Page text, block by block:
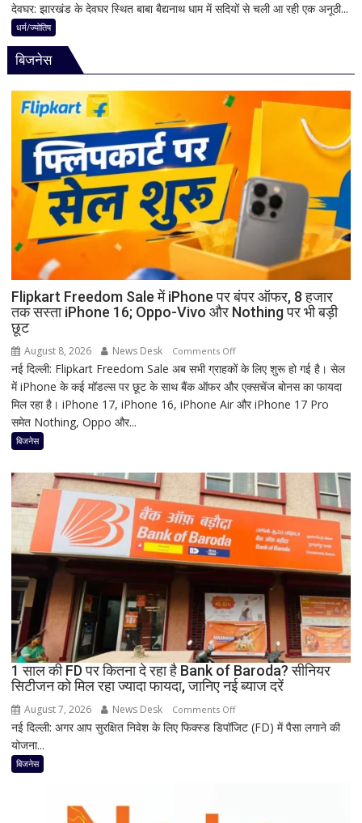
शिव
की
देवघर
बाबा
बैद्यनाथ
होता
है
मां
काली
का
श्रृंगार?
हृदयपीठ
का
रहस्य
देवघर: झारखंड के देवघर स्थित बाबा बैद्यनाथ धाम में सदियों से चली आ रही एक अनूठी...
धर्म/ज्योतिष
बिजनेस
Flipkart Freedom Sale में iPhone पर बंपर ऑफर, 8 हजार
तक सस्ता iPhone 16; Oppo-Vivo और Nothing पर भी बड़ी
छूट
August 8, 2026 News Desk Comments Offon
Flipkart
Freedom
Sale
बंपर
ऑफर,
8
हजार
सस्ता
16;
Oppo-
Vivo
और
Nothing
पर
भी
बड़ी
नई दिल्ली: Flipkart Freedom Sale अब सभी ग्राहकों के लिए शुरू हो गई है। सेल
में iPhone के कई मॉडल्स पर छूट के साथ बैंक ऑफर और एक्सचेंज बोनस का फायदा
मिल रहा है। iPhone 17, iPhone 16, iPhone Air और iPhone 17 Pro
समेत Nothing, Oppo और...
बिजनेस
1 साल की FD पर कितना दे रहा है Bank of Baroda? सीनियर
सिटीजन को मिल रहा ज्यादा फायदा, जानिए नई ब्याज दरें
August 7, 2026 News Desk Comments Offon
1
नई दिल्ली: अगर आप सुरक्षित निवेश के लिए फिक्स्ड डिपॉजिट (FD) में पैसा लगाने की
योजना...
बिजनेस